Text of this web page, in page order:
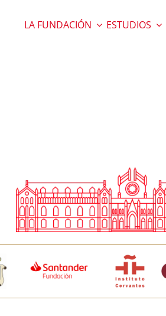
LA FUNDACIÓN ESTUDIOS